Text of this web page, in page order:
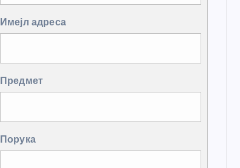
Имејл адреса
Предмет
Порука